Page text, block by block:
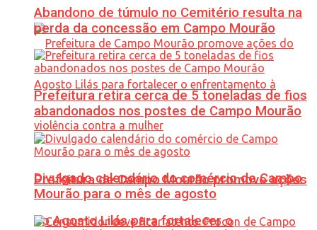
Prefeitura de Campo Mourão promove ações
do Agosto Lilás para fortalecer o
Abandono de túmulo no Cemitério resulta na
perda da concessão em Campo Mourão
Prefeitura retira cerca de 5 toneladas de fios
abandonados nos postes de Campo Mourão
Divulgado calendário do comércio de Campo
Mourão para o mês de agosto